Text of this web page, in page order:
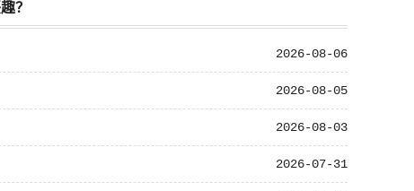
？
2026-08-06
2026-08-05
2026-08-03
2026-07-31